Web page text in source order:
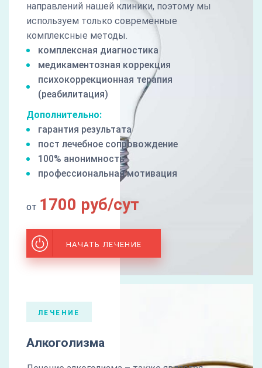
направлений нашей клиники, поэтому мы
используем только современные
комплексные методы.
комплексная диагностика
медикаментозная коррекция
психокоррекционная терапия
(реабилитация)
Дополнительно:
гарантия результата
пост лечебное сопровождение
100% анонимность
профессиональная мотивация
от 1700 руб/сут
НАЧАТЬ ЛЕЧЕНИЕ
ЛЕЧЕНИЕ
Алкоголизма